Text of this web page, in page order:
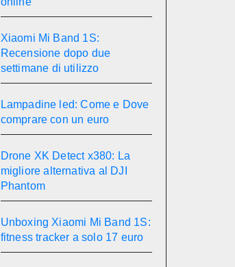
Xiaomi Mi Band 1S:
Recensione dopo due
settimane di utilizzo
Lampadine led: Come e Dove
comprare con un euro
Drone XK Detect x380: La
migliore alternativa al DJI
Phantom
Unboxing Xiaomi Mi Band 1S:
fitness tracker a solo 17 euro